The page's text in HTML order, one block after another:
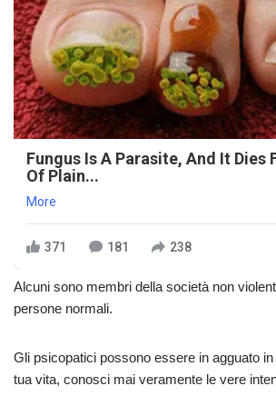
Fungus Is A Parasite, And It Dies
Of Plain...
More
371 181 238
Alcuni sono membri della società non
persone normali.
Gli psicopatici possono essere in agguato
tua vita, conosci mai veramente le vere